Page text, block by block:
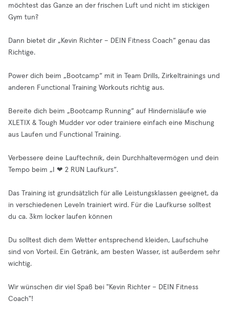
möchtest das Ganze an der frischen Luft und nicht im stickigen
Gym tun?
Dann bietet dir „Kevin Richter – DEIN Fitness Coach“ genau das
Richtige.
Power dich beim „Bootcamp“ mit in Team Drills, Zirkeltrainings und
anderen Functional Training Workouts richtig aus.
Bereite dich beim „Bootcamp Running“ auf Hindernisläufe wie
XLETIX & Tough Mudder vor oder trainiere einfach eine Mischung
aus Laufen und Functional Training.
Verbessere deine Lauftechnik, dein Durchhaltevermögen und dein
Tempo beim „I ❤ 2 RUN Laufkurs“.
Das Training ist grundsätzlich für alle Leistungsklassen geeignet, da
in verschiedenen Leveln trainiert wird. Für die Laufkurse solltest
du ca. 3km locker laufen können
Du solltest dich dem Wetter entsprechend kleiden, Laufschuhe
sind von Vorteil. Ein Getränk, am besten Wasser, ist außerdem sehr
wichtig.
Wir wünschen dir viel Spaß bei "Kevin Richter – DEIN Fitness
Coach"!